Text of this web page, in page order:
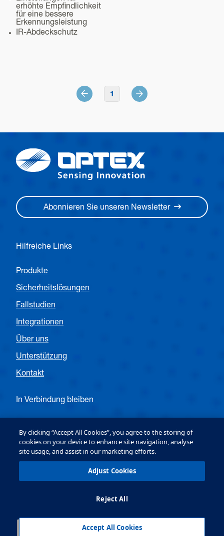
erhöhte Empfindlichkeit
für eine bessere
Erkennungsleistung
IR-Abdeckschutz
1
Abonnieren Sie unseren Newsletter
Hilfreiche Links
Produkte
Sicherheitslösungen
Fallstudien
Integrationen
Über uns
Unterstützung
Kontakt
In Verbindung bleiben
Follow OPTEX EMEA Security
Terms & Conditions
Datenschutz & Cookie-
By clicking “Accept All Cookies”, you agree to the storing of
cookies on your device to enhance site navigation, analyse
site usage, and assist in our marketing efforts.
Adjust Cookies
Reject All
Accept All Cookies